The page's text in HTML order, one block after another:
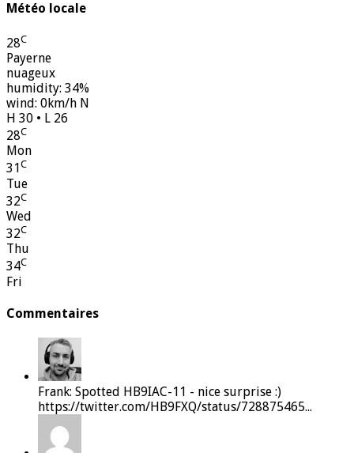
Météo locale
28C
Payerne
nuageux
humidity: 34%
wind: 0km/h N
H 30 • L 26
28C
Mon
31 C
Tue
32C
Wed
32C
Thu
34C
Fri
Commentaires
Frank: Spotted HB9IAC-11 - nice surprise :)
https://twitter.com/HB9FXQ/status/728875465...